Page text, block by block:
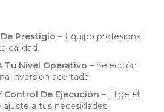
Prestigio – Equipo profesional
calidad.
Tu Nivel Operativo – Selección
inversión acertada.
Control De Ejecución – Elige el
a tus necesidades.